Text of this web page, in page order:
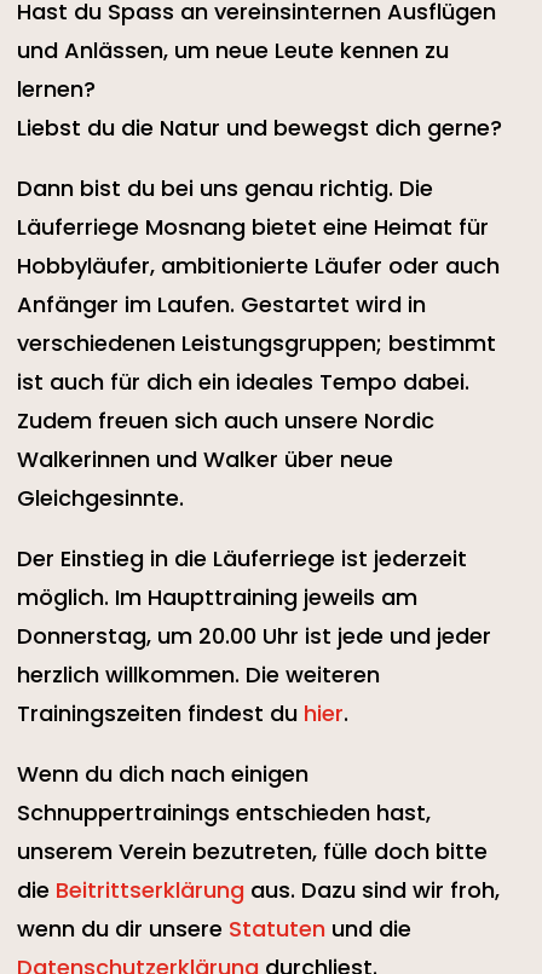
Hast du Spass an vereinsinternen Ausflügen
und Anlässen, um neue Leute kennen zu
lernen?
Liebst du die Natur und bewegst dich gerne?
Dann bist du bei uns genau richtig. Die
Läuferriege Mosnang bietet eine Heimat für
Hobbyläufer, ambitionierte Läufer oder auch
Anfänger im Laufen. Gestartet wird in
verschiedenen Leistungsgruppen; bestimmt
ist auch für dich ein ideales Tempo dabei.
Zudem freuen sich auch unsere Nordic
Walkerinnen und Walker über neue
Gleichgesinnte.
​Der Einstieg in die Läuferriege ist jederzeit
möglich. Im Haupttraining jeweils am
Donnerstag, um 20.00 Uhr ist jede und jeder
herzlich willkommen. Die weiteren
Trainingszeiten findest du hier.
​Wenn du dich nach einigen
Schnuppertrainings entschieden hast,
unserem Verein bezutreten, fülle doch bitte
die Beitrittserklärung aus. Dazu sind wir froh,
wenn du dir unsere Statuten und die
Datenschutzerklärung durchliest.